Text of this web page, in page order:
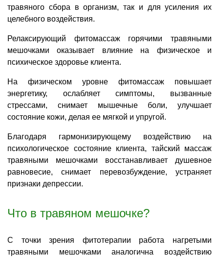
травяного сбора в организм, так и для усиления их
целебного воздействия.
Релаксирующий фитомассаж горячими травяными
мешочками оказывает влияние на физическое и
психическое здоровье клиента.
На физическом уровне фитомассаж повышает
энергетику, ослабляет симптомы, вызванные
стрессами, снимает мышечные боли, улучшает
состояние кожи, делая ее мягкой и упругой.
Благодаря гармонизирующему воздействию на
психологическое состояние клиента, тайский массаж
травяными мешочками восстанавливает душевное
равновесие, снимает перевозбуждение, устраняет
признаки депрессии.
Что в травяном мешочке?
С точки зрения фитотерапии работа нагретыми
травяными мешочками аналогична воздействию